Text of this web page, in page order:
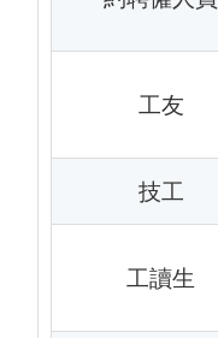
工友
技工
工讀生